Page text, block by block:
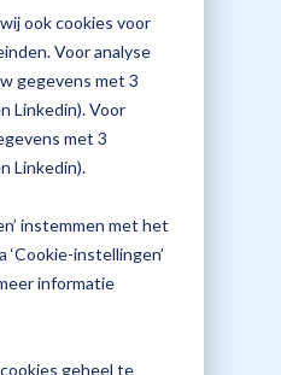
ook cookies voor
Voor analyse
gegevens met 3
Linkedin). Voor
met 3
Linkedin).
instemmen met het
‘Cookie-instellingen’
informatie
geheel te
training
2027
uur